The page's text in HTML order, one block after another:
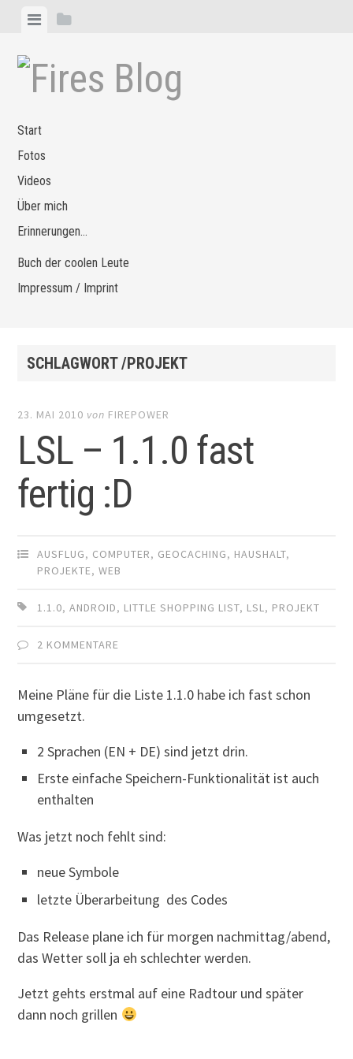
Zum
springen
MenüSeitenleiste
Start
Fotos
Videos
Über mich
Erinnerungen…
Buch der coolen Leute
Impressum / Imprint
SCHLAGWORT /PROJEKT
23. MAI 2010 von FIREPOWER
LSL – 1.1.0 fast
fertig :D
AUSFLUG, COMPUTER, GEOCACHING, HAUSHALT,
PROJEKTE,WEB
1.1.0,ANDROID, LITTLE SHOPPING LIST, LSL, PROJEKT
2 KOMMENTARE
Meine Pläne für die Liste 1.1.0 habe ich fast schon
umgesetzt.
2 Sprachen (EN + DE) sind jetzt drin.
Erste einfache Speichern-Funktionalität ist auch
enthalten
Was jetzt noch fehlt sind:
neue Symbole
letzte Überarbeitung des Codes
Das Release plane ich für morgen nachmittag/abend,
das Wetter soll ja eh schlechter werden.
Jetzt gehts erstmal auf eine Radtour und später
dann noch grillen